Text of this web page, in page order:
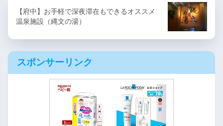
【府中】お手軽で深夜滞在もできるオススメ
温泉施設（縄文の湯）
スポンサーリンク